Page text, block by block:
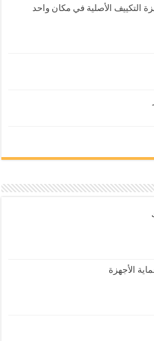
التكييف الأصلية في مكان واحد
الأجهزة